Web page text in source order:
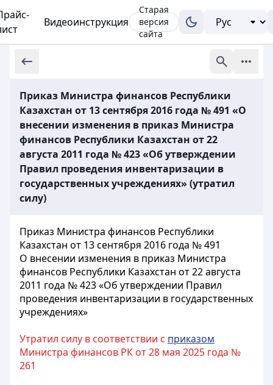
Видеоинструкция
Старая
версия
сайта
Приказ Министра финансов Республики
Казахстан от 13 сентября 2016 года № 491 «О
внесении изменения в приказ Министра
финансов Республики Казахстан от 22
августа 2011 года № 423 «Об утверждении
Правил проведения инвентаризации в
государственных учреждениях» (утратил
силу)
Приказ Министра финансов Республики
Казахстан от 13 сентября 2016 года № 491
О внесении изменения в приказ Министра
финансов Республики Казахстан от 22 августа
2011 года № 423 «Об утверждении Правил
проведения инвентаризации в государственных
учреждениях»
Утратил силу в соответствии с приказом
Министра финансов РК от 28 мая 2025 года №
261